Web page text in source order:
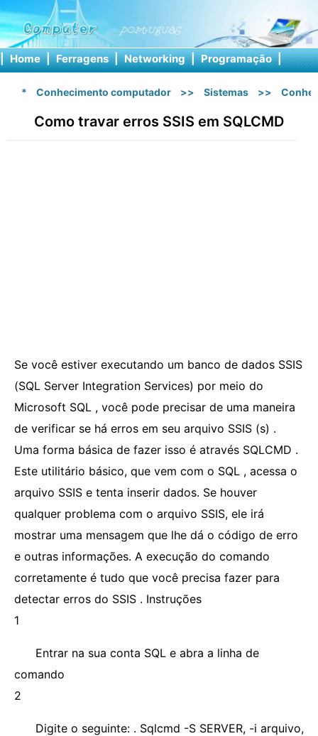
| Home | Ferragens | Networking | Programação |
* Conhecimento computador >> Sistemas >>
Como travar erros SSIS em SQLCMD
Se você estiver executando um banco de dados SSIS
(SQL Server Integration Services) por meio do
Microsoft SQL , você pode precisar de uma maneira
de verificar se há erros em seu arquivo SSIS (s) .
Uma forma básica de fazer isso é através SQLCMD .
Este utilitário básico, que vem com o SQL , acessa o
arquivo SSIS e tenta inserir dados. Se houver
qualquer problema com o arquivo SSIS, ele irá
mostrar uma mensagem que lhe dá o código de erro
e outras informações. A execução do comando
corretamente é tudo que você precisa fazer para
detectar erros do SSIS . Instruções
1
Entrar na sua conta SQL e abra a linha de
comando
2
Digite o seguinte: . Sqlcmd -S SERVER, -i arquivo,